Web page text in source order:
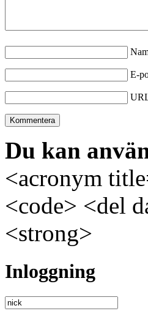
E-
Du kan
<acronym
<code> <del
<strong>
Inloggning